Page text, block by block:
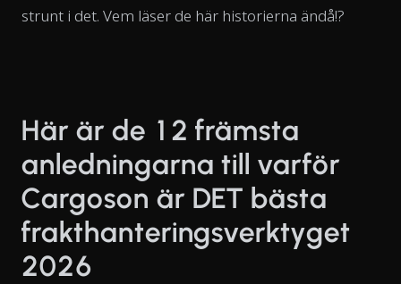
strunt i det. Vem läser de här historierna ändå!?
Här är de 12 främsta
anledningarna till varför
Cargoson är DET bästa
frakthanteringsverktyget
2026